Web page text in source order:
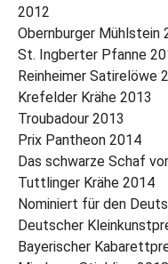
2012
Obernburger Mühlstein
St. Ingberter Pfanne
Reinheimer Satirelöwe
Krefelder Krähe 2013
Troubadour 2013
Prix Pantheon 2014
Das schwarze Schaf
Tuttlinger Krähe 2014
Nominiert für den
Deutscher
Bayerischer